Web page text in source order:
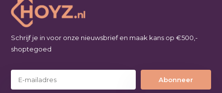
Schrijf je in voor onze nieuwsbrief en maak kans op €500,-
shoptegoed
Abonneer